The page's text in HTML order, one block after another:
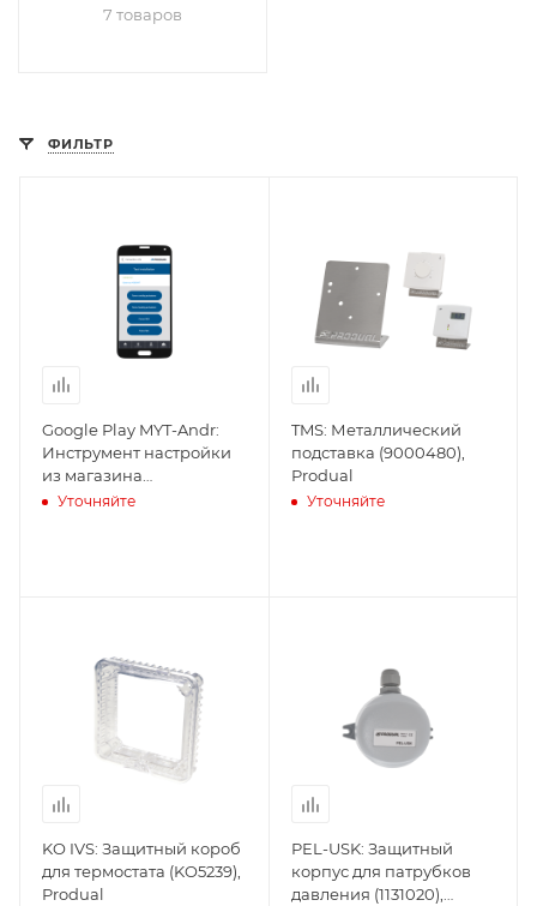
7 товаров
ФИЛЬТР
Google Play MYT-Andr:
Инструмент настройки
из магазина
(5100010000), Produal
Уточняйте
TMS: Металлический
подставка (9000480),
Produal
Уточняйте
KO IVS: Защитный короб
для термостата (KO5239),
Produal
PEL-USK: Защитный
корпус для патрубков
давления (1131020),